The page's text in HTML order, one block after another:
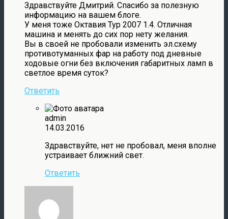
Здравствуйте Дмитрий. Спасибо за полезную
информацию на вашем блоге.
У меня тоже Октавия Тур 2007 1.4. Отличная
машина и менять до сих пор нету желания.
Вы в своей не пробовали изменить эл.схему
противотуманных фар на работу под дневные
ходовые огни без включения габаритных ламп в
светлое время суток?
Ответить
admin
14.03.2016
Здравствуйте, нет не пробовал, меня вполне
устраивает ближний свет.
Ответить